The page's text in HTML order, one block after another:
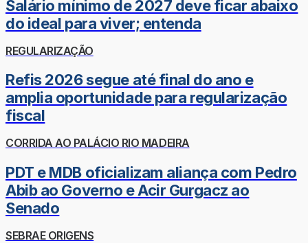
Salário mínimo de 2027 deve ficar abaixo
do ideal para viver; entenda
REGULARIZAÇÃO
Refis 2026 segue até final do ano e
amplia oportunidade para regularização
fiscal
CORRIDA AO PALÁCIO RIO MADEIRA
PDT e MDB oficializam aliança com Pedro
Abib ao Governo e Acir Gurgacz ao
Senado
SEBRAE ORIGENS